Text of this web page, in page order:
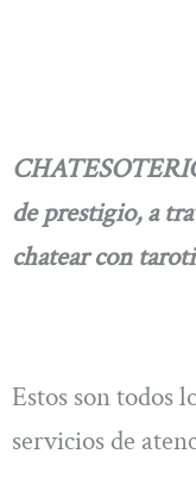
de prestigio, a
chatear con
Estos son todos
servicios de